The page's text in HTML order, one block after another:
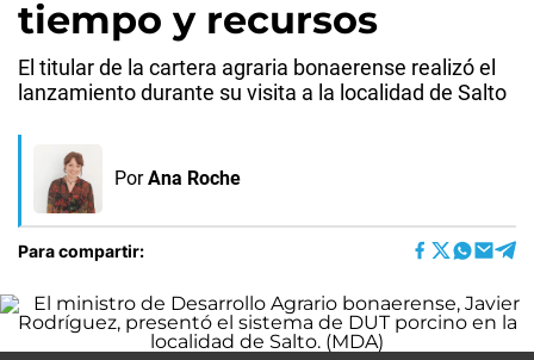
tiempo y recursos
El titular de la cartera agraria bonaerense realizó el
lanzamiento durante su visita a la localidad de Salto
Por Ana Roche
Para compartir: